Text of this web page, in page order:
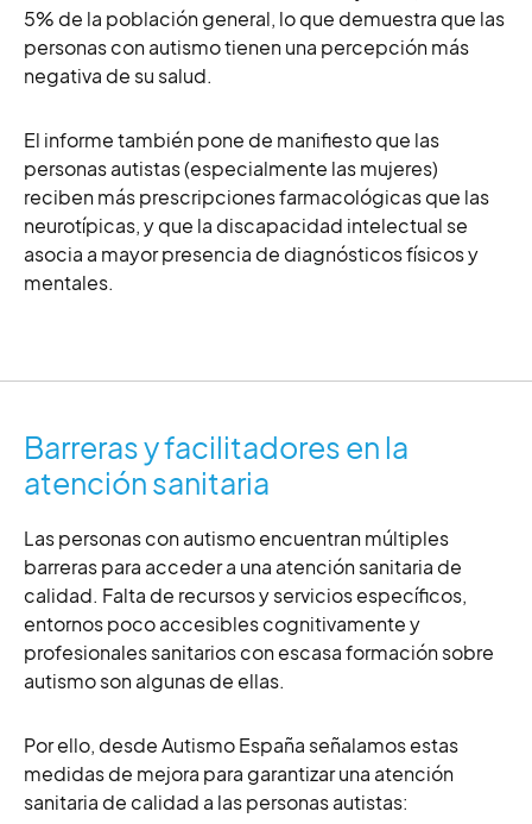
Barreras y facilitadores en la
atención sanitaria
Las personas con autismo encuentran múltiples
barreras para acceder a una atención sanitaria de
calidad. Falta de recursos y servicios específicos,
entornos poco accesibles cognitivamente y
profesionales sanitarios con escasa formación sobre
autismo son algunas de ellas.
Por ello, desde Autismo España señalamos estas
medidas de mejora para garantizar una atención
sanitaria de calidad a las personas autistas:
5% de la población general, lo que demuestra que las
personas con autismo tienen una percepción más
negativa de su salud.
El informe también pone de manifiesto que las
personas autistas (especialmente las mujeres)
reciben más prescripciones farmacológicas que las
neurotípicas, y que la discapacidad intelectual se
asocia a mayor presencia de diagnósticos físicos y
mentales.